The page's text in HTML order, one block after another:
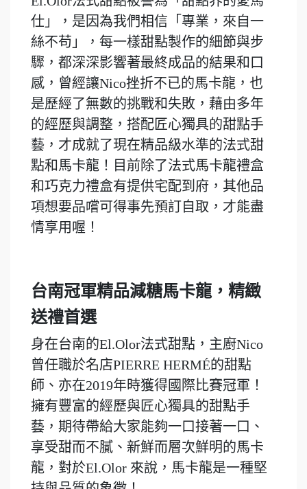
仕」，是因為我們相信「專業，來自一
絲不苟」，每一樣甜點製作的細節與步
驟，都深深影響著最終成品的結果和口
感，曾經讓Nico挫折不已的馬卡龍，也
是歷經了無數的挑戰和失敗，藉由多年
的經歷與調整，搭配匠心獨具的甜點手
藝，才成就了現在精品級水準的法式甜
點和馬卡龍！目前除了法式馬卡龍禮盒
和巧克力禮盒有提供宅配到府，其他品
項想要品嚐可得事先預訂自取，才能盡
情享用喔！
台南冠軍精品減糖馬卡龍，精緻
送禮首選
身在台南的El.Olor法式甜點，主廚Nico
曾任職於名店PIERRE HERMÉ的甜點
師、亦在2019年時獲得國際比賽冠軍！
擁有豐富的經歷與匠心獨具的甜點手
藝，期待帶給大家能夠一口接著一口、
享受甜而不膩、新鮮而層次鮮明的馬卡
龍，對於El.Olor 來說，馬卡龍是一種堅